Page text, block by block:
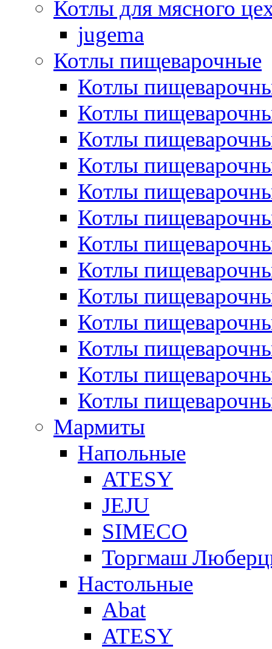
Котлы для мясного
jugema
Котлы пищеварочные
Котлы
Котлы
Котлы
Котлы
Котлы
Котлы
Котлы
Котлы
Котлы
Котлы
Котлы
Котлы
Котлы
Мармиты
Напольные
ATESY
JEJU
SIMECO
Торгмаш
Настольные
Abat
ATESY